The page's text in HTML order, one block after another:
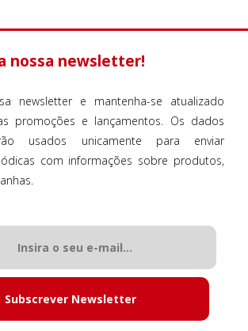
nossa newsletter!
newsletter e mantenha-se atualizado
promoções e lançamentos. Os dados
usados unicamente para enviar
com informações sobre produtos,
Subscrever Newsletter